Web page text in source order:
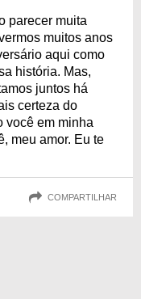
parecer muita
muitos anos
aqui como
história. Mas,
juntos há
certeza do
você em minha
meu amor. Eu te
COMPARTILHAR